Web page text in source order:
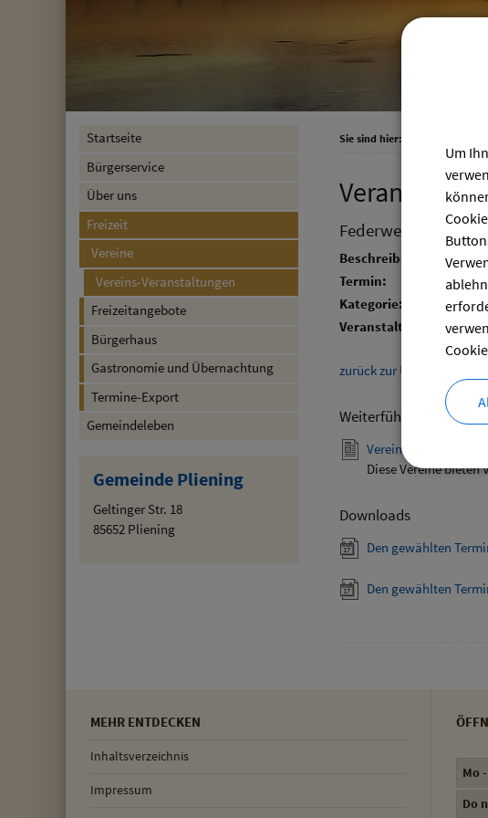
Startseite
Bürgerservice
Über uns
Freizeit
Vereine
Vereins-Veranstaltungen
Freizeitangebote
Bürgerhaus
Gastronomie und Übernachtung
Termine-Export
Gemeindeleben
Gemeinde Pliening
Geltinger Str. 18
85652 Pliening
Sie sind hier:
Federweißer
Beschreibung:
Termin:
Kategorie:
Veranstalter:
SG
zurück zur Übersicht
Weiterführende Links
Vereinsangebote
Diese Vereine
Downloads
Den gewählten
Den gewählten
MEHR ENTDECKEN
Inhaltsverzeichnis
Impressum
Mo
Do
Um